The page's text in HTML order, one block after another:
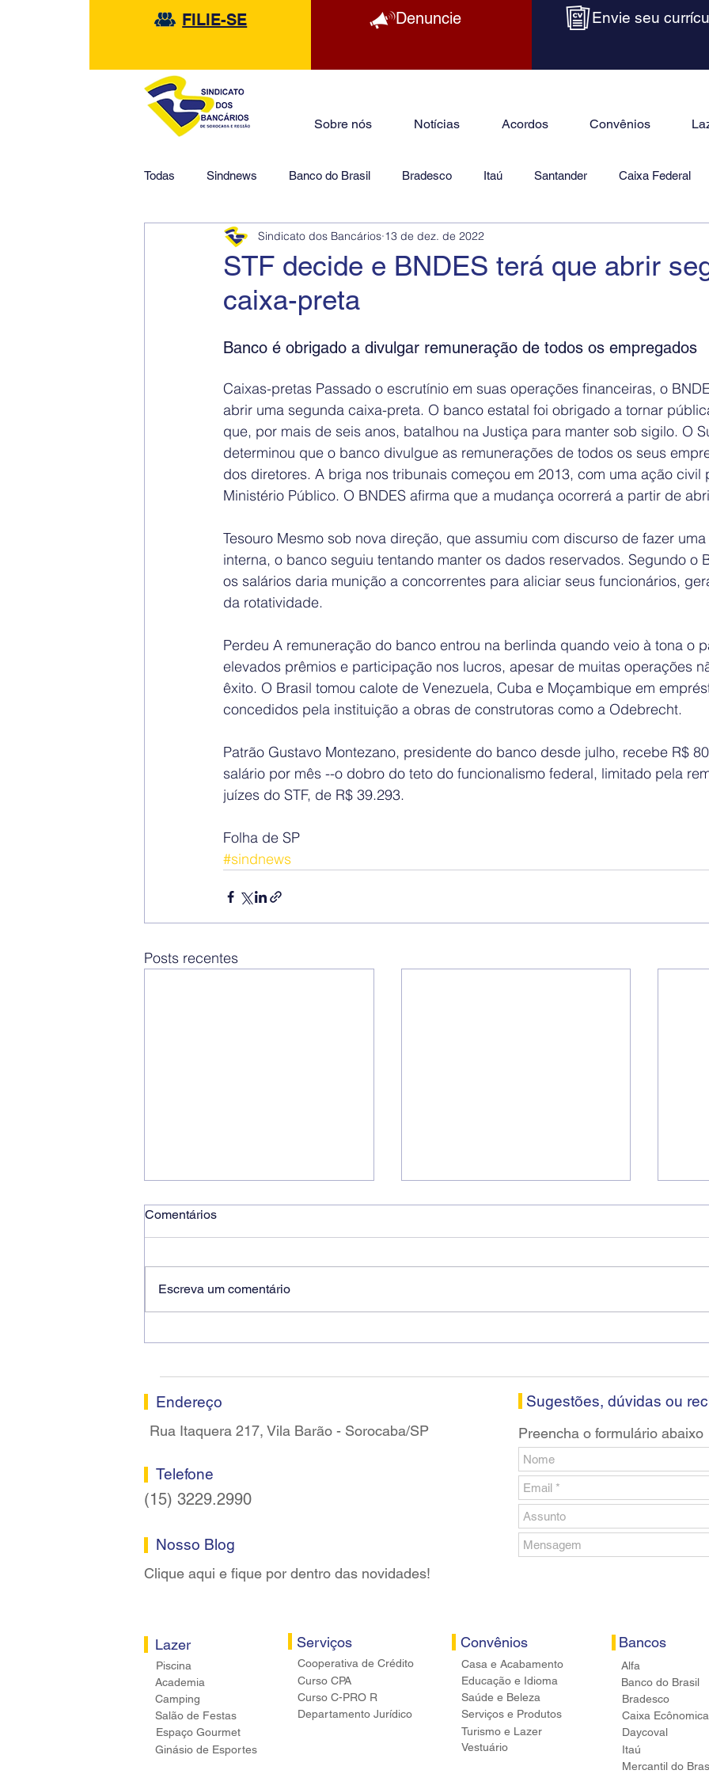
FILIE-SE Denuncie Envie seu
Sobre nós Notícias Acordos Convênios
Todas Sindnews Banco do Brasil Bradesco Itaú Santander Caixa Federal
HSBC Financeiras Jurídico
STF decide e BNDES terá que abrir
caixa-preta
Sindicato dos Bancários 13 de dez. de 2022
Banco é obrigado a divulgar remuneração de todos os empregados
Caixas-pretas Passado o escrutínio em suas operações financeiras, o
abrir uma segunda caixa-preta. O banco estatal foi obrigado a tornar
que, por mais de seis anos, batalhou na Justiça para manter sob sigilo. O
determinou que o banco divulgue as remunerações de todos os seus
dos diretores. A briga nos tribunais começou em 2013, com uma ação civil
Ministério Público. O BNDES afirma que a mudança ocorrerá a partir de
Tesouro Mesmo sob nova direção, que assumiu com discurso de fazer
interna, o banco seguiu tentando manter os dados reservados. Segundo o
os salários daria munição a concorrentes para aliciar seus funcionários,
da rotatividade.
Perdeu A remuneração do banco entrou na berlinda quando veio à tona o
elevados prêmios e participação nos lucros, apesar de muitas operações
êxito. O Brasil tomou calote de Venezuela, Cuba e Moçambique em
concedidos pela instituição a obras de construtoras como a Odebrecht.
Patrão Gustavo Montezano, presidente do banco desde julho, recebe R$
salário por mês --o dobro do teto do funcionalismo federal, limitado pela
juízes do STF, de R$ 39.293.
Folha de SP
#sindnews
Posts recentes
Comentários
Escreva um comentário
Endereço
Rua Itaquera 217, Vila Barão - Sorocaba/SP
Telefone
(15) 3229.2990
Nosso Blog
Clique aqui e fique por dentro das novidades!
Lazer
Piscina
Academia
Camping
Salão de Festas
Espaço Gourmet
Ginásio de Esportes
Serviços
Cooperativa de Crédito
Curso CPA
Curso C-PRO R
Departamento Jurídico
Sugestões, dúvidas ou
Preencha o formulário abaixo
Convênios
Casa e Acabamento
Educação e Idioma
Saúde e Beleza
Serviços e Produtos
Turismo e Lazer
Vestuário
Bancos
Alfa
Banco do Brasil
Bradesco
Caixa
Daycoval
Itaú
Mercantil do